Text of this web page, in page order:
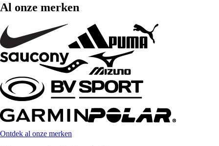
Al onze merken
Ontdek al onze merken